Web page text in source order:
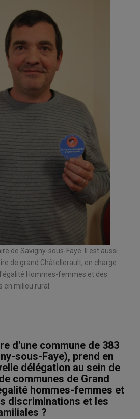
de Savigny-sous-Faye. Il est aussi
de grand Châtellerault, en charge
Hommes-femmes et des
milieu rural.
d'une commune de 383
sous-Faye), prend en
délégation au sein de
communes de Grand
hommes-femmes et
discriminations et les
?